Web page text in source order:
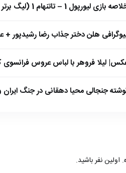
بازی لیورپول 1 – تاتنهام 1 (لیگ برتر انگلیس)
هلن دختر جذاب رضا
لیلا فروهر با لباس عروس فرانسوی
جنجالی محیا دهقانی در جنگ ایران
نفر باشید.